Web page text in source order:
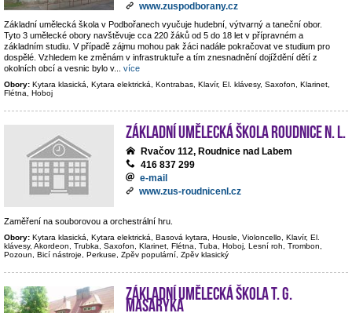
www.zuspodborany.cz
Základní umělecká škola v Podbořanech vyučuje hudební, výtvarný a taneční obor.
Tyto 3 umělecké obory navštěvuje cca 220 žáků od 5 do 18 let v přípravném a
základním studiu. V případě zájmu mohou pak žáci nadále pokračovat ve studium pro
dospělé. Vzhledem ke změnám v infrastruktuře a tím znesnadnění dojíždění dětí z
okolních obcí a vesnic bylo v... více
Obory: Kytara klasická, Kytara elektrická, Kontrabas, Klavír, El. klávesy, Saxofon, Klarinet,
Flétna, Hoboj
Základní umělecká škola Roudnice n. L.
Rvačov 112, Roudnice nad Labem
416 837 299
e-mail
www.zus-roudnicenl.cz
Zaměření na souborovou a orchestrální hru.
Obory: Kytara klasická, Kytara elektrická, Basová kytara, Housle, Violoncello, Klavír, El.
klávesy, Akordeon, Trubka, Saxofon, Klarinet, Flétna, Tuba, Hoboj, Lesní roh, Trombon,
Pozoun, Bicí nástroje, Perkuse, Zpěv populární, Zpěv klasický
Základní umělecká škola T. G.
Masaryka